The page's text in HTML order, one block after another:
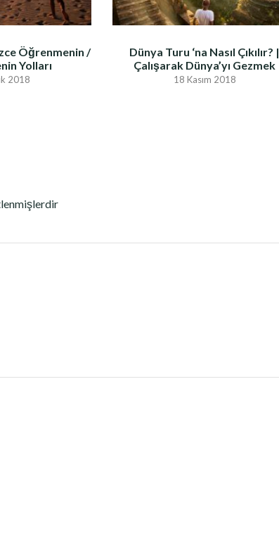
Öğrenmenin /
Yolları
2018
Dünya Turu ‘na Nasıl Çıkılır? |
Çalışarak Dünya’yı Gezmek
18 Kasım 2018